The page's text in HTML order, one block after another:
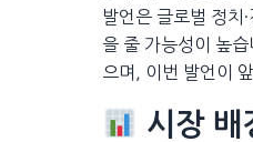
발언은 글로벌 정치
을 줄 가능성이 높
으며, 이번 발언이
시장 배